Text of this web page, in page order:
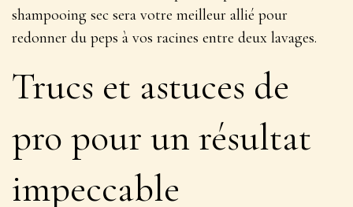
shampooing sec sera votre meilleur allié pour
redonner du peps à vos racines entre deux lavages.
Trucs et astuces de
pro pour un résultat
impeccable